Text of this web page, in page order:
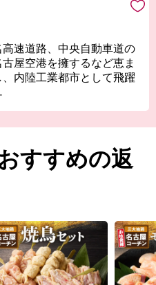
速道路、中央自動車道の
屋空港を擁するなど恵ま
内陸工業都市として飛躍
名古屋コーチンは小牧市
より何年もの歳月をかけ
チンの肉質は弾力に富
り、「こく」のある旨み
品をご堪能ください。
すすめの返